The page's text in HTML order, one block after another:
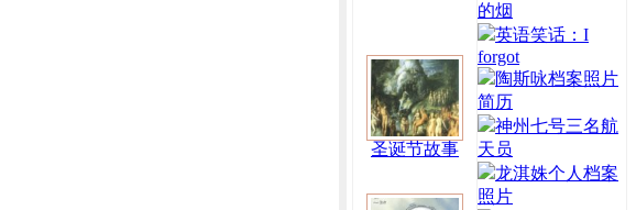
圣诞节故事
的烟
英语笑话：I
forgot
陶斯咏档案照片
简历
神州七号三名航
天员
龙淇姝个人档案
照片